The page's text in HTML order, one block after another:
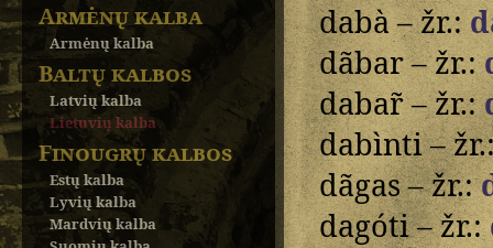
Armėnų kalba
Armėnų kalba
Baltų kalbos
Latvių kalba
Lietuvių kalba
Finougrų kalbos
Estų kalba
Lyvių kalba
Mardvių kalba
dabà – žr.:
dãbar – žr.:
dabar̃ – žr.:
dabìnti –
dãgas – žr.:
dagóti – žr.: